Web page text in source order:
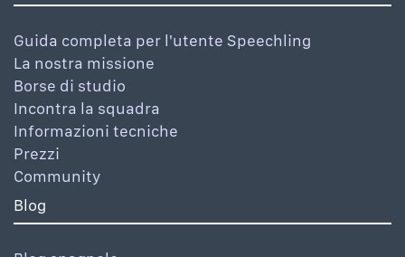
Guida completa per l'utente Speechling
La nostra missione
Borse di studio
Incontra la squadra
Informazioni tecniche
Prezzi
Community
Blog